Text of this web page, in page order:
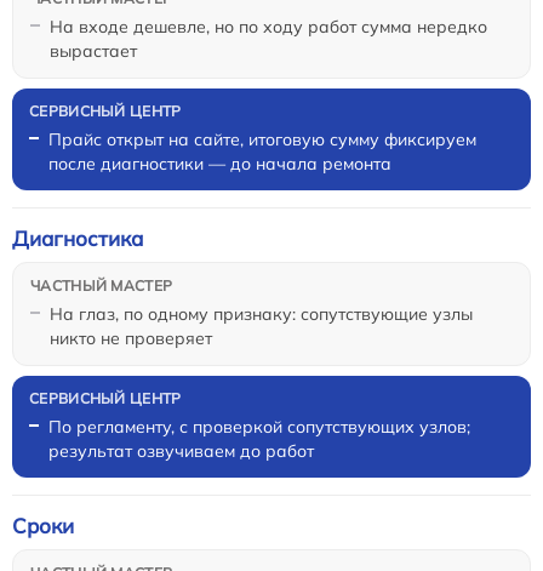
На входе дешевле, но по ходу работ сумма нередко
вырастает
Прайс открыт на сайте, итоговую сумму фиксируем
после диагностики — до начала ремонта
На глаз, по одному признаку: сопутствующие узлы
никто не проверяет
Диагностика
По регламенту, с проверкой сопутствующих узлов;
результат озвучиваем до работ
Сроки